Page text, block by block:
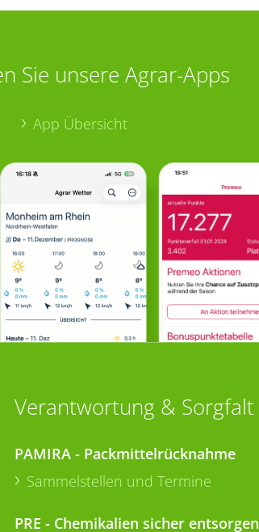
Sie unsere Agrar-Apps
App Übersicht
Verantwortung & Sorgfalt
PAMIRA - Packmittelrücknahme
Sammelstellen und Termine
PRE - Chemikalien sicher entsorgen